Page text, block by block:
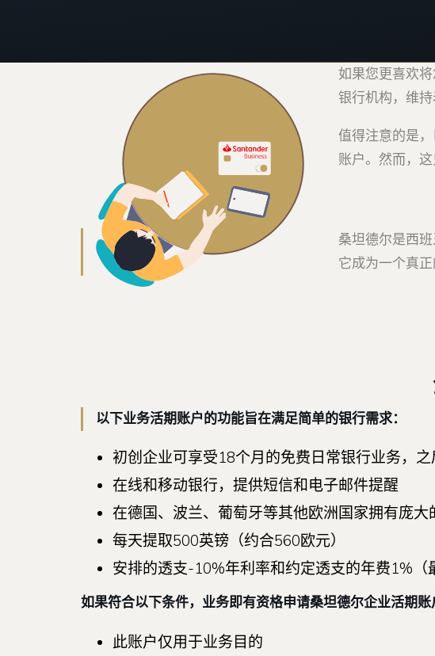
如果您更喜欢
银行机构，维持
值得注意的是
账户。然而，
桑坦德尔是西
它成为一个真
以下业务活期账户的功能旨在满足简单的银行需求：
初创企业可享受18个月的免费日常银行业务，之
在线和移动银行，提供短信和电子邮件提醒
在德国、波兰、葡萄牙等其他欧洲国家拥有庞大
每天提取500英镑（约合560欧元）
安排的透支-10%年利率和约定透支的年费1%（
如果符合以下条件，业务即有资格申请桑坦德尔企业活期账
此账户仅用于业务目的